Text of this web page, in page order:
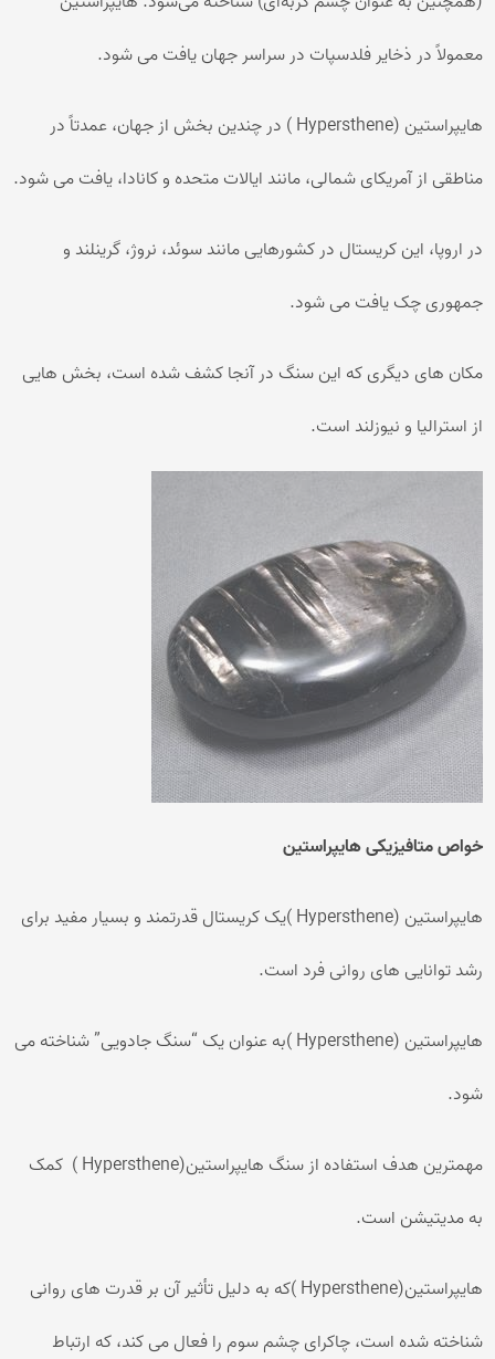
معمولاً در ذخایر فلدسپات در سراسر جهان یافت می شود.
هایپراستین (Hypersthene ) در چندین بخش از جهان، عمدتاً در
مناطقی از آمریکای شمالی، مانند ایالات متحده و کانادا، یافت می شود.
در اروپا، این کریستال در کشورهایی مانند سوئد، نروژ، گرینلند و
جمهوری چک یافت می شود.
مکان های دیگری که این سنگ در آنجا کشف شده است، بخش هایی
از استرالیا و نیوزلند است.
خواص متافیزیکی هایپراستین
هایپراستین (Hypersthene )یک کریستال قدرتمند و بسیار مفید برای
رشد توانایی های روانی فرد است.
هایپراستین (Hypersthene )به عنوان یک “سنگ جادویی” شناخته می
شود.
مهمترین هدف استفاده از سنگ هایپراستین(Hypersthene ) کمک
به مدیتیشن است.
هایپراستین(Hypersthene )که به دلیل تأثیر آن بر قدرت های روانی
شناخته شده است، چاکرای چشم سوم را فعال می کند، که ارتباط